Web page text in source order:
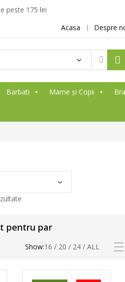
peste 175 lei
Acasa
Despre
Products
Barbati Mame și Copii
pentru par
Show:16 / 20 / 24 / ALL